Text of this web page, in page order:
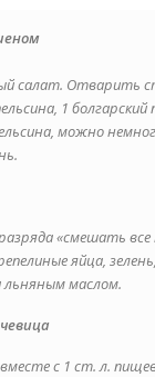
салат. Отварить
1 болгарский
можно
«смешать все
яйца,
льняным маслом.
с 1 ст. л.